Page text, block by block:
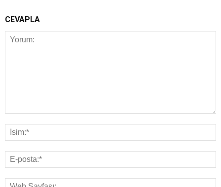
CEVAPLA